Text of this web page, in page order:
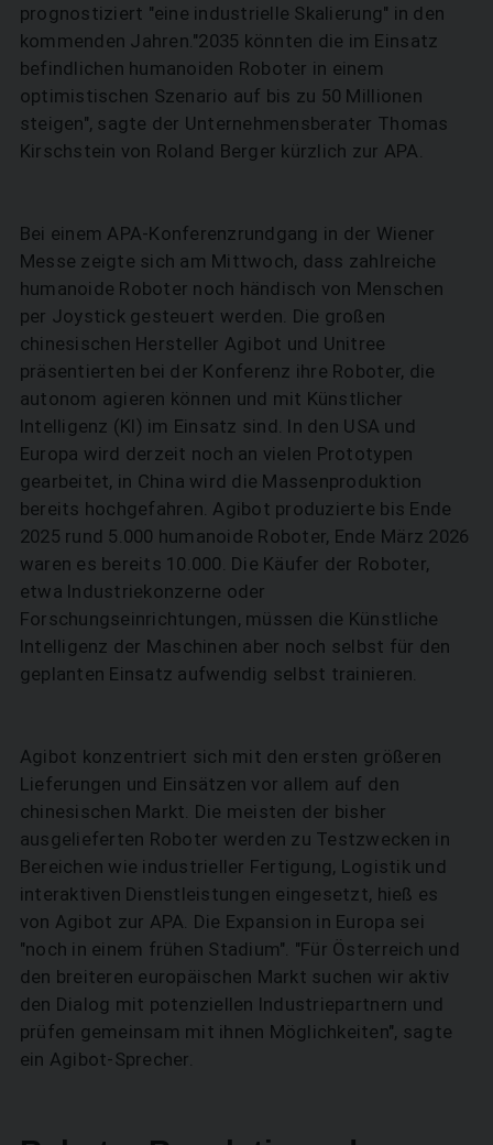
prognostiziert "eine industrielle Skalierung" in den
kommenden Jahren."2035 könnten die im Einsatz
befindlichen humanoiden Roboter in einem
optimistischen Szenario auf bis zu 50 Millionen
steigen", sagte der Unternehmensberater Thomas
Kirschstein von Roland Berger kürzlich zur APA.
Bei einem APA-Konferenzrundgang in der Wiener
Messe zeigte sich am Mittwoch, dass zahlreiche
humanoide Roboter noch händisch von Menschen
per Joystick gesteuert werden. Die großen
chinesischen Hersteller Agibot und Unitree
präsentierten bei der Konferenz ihre Roboter, die
autonom agieren können und mit Künstlicher
Intelligenz (KI) im Einsatz sind. In den USA und
Europa wird derzeit noch an vielen Prototypen
gearbeitet, in China wird die Massenproduktion
bereits hochgefahren. Agibot produzierte bis Ende
2025 rund 5.000 humanoide Roboter, Ende März 2026
waren es bereits 10.000. Die Käufer der Roboter,
etwa Industriekonzerne oder
Forschungseinrichtungen, müssen die Künstliche
Intelligenz der Maschinen aber noch selbst für den
geplanten Einsatz aufwendig selbst trainieren.
Agibot konzentriert sich mit den ersten größeren
Lieferungen und Einsätzen vor allem auf den
chinesischen Markt. Die meisten der bisher
ausgelieferten Roboter werden zu Testzwecken in
Bereichen wie industrieller Fertigung, Logistik und
interaktiven Dienstleistungen eingesetzt, hieß es
von Agibot zur APA. Die Expansion in Europa sei
"noch in einem frühen Stadium". "Für Österreich und
den breiteren europäischen Markt suchen wir aktiv
den Dialog mit potenziellen Industriepartnern und
prüfen gemeinsam mit ihnen Möglichkeiten", sagte
ein Agibot-Sprecher.